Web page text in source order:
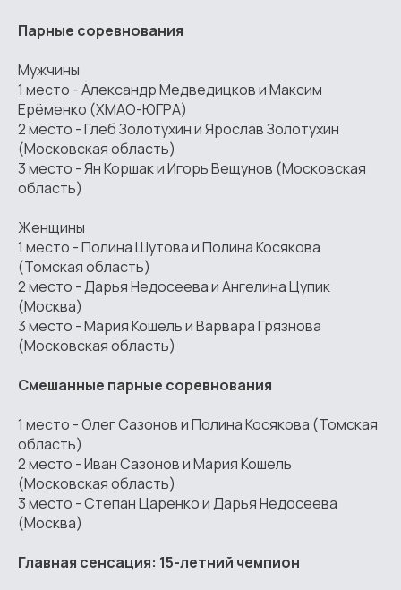
Парные соревнования
Мужчины
1 место - Александр Медведицков и Максим
Ерёменко (ХМАО-ЮГРА)
2 место - Глеб Золотухин и Ярослав Золотухин
(Московская область)
3 место - Ян Коршак и Игорь Вещунов (Московская
область)
Женщины
1 место - Полина Шутова и Полина Косякова
(Томская область)
2 место - Дарья Недосеева и Ангелина Цупик
(Москва)
3 место - Мария Кошель и Варвара Грязнова
(Московская область)
Смешанные парные соревнования
1 место - Олег Сазонов и Полина Косякова (Томская
область)
2 место - Иван Сазонов и Мария Кошель
(Московская область)
3 место - Степан Царенко и Дарья Недосеева
(Москва)
Главная сенсация: 15-летний чемпион